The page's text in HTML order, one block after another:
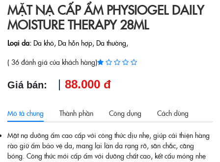
MẶT NẠ CẤP ẨM PHYSIOGEL DAILY
MOISTURE THERAPY 28ML
Loại da: Da khô, Da hỗn hợp, Da thường,
( 36 đánh giá của khách hàng)
Giá bán: 88.000 đ
Mô tả chung Thành phần Công dụng Cách dùng
Mặt nạ dưỡng ẩm cao cấp với công thức dịu nhẹ, giúp cải thiện hàng
rào giữ ẩm bảo vệ da, mang lại làn da rạng rỡ, săn chắc, căng
bóng. Công thức mới cấp ẩm với dưỡng chất cao, kết cấu mỏng nhẹ